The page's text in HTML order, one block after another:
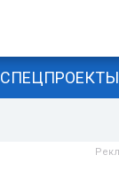
СПЕЦПРОЕКТЫ